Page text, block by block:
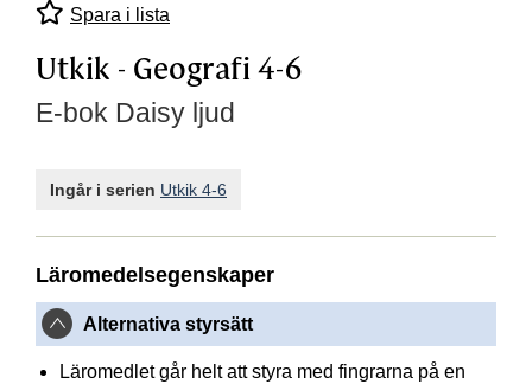
Spara i lista
Utkik - Geografi 4-6
E-bok Daisy ljud
Ingår i serien Utkik 4-6
Läromedelsegenskaper
Alternativa styrsätt
Läromedlet går helt att styra med fingrarna på en